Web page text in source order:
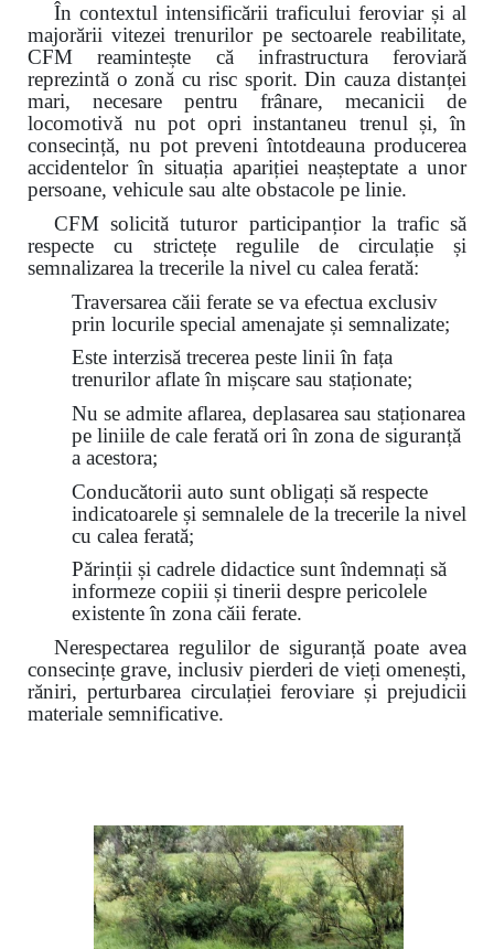
În contextul intensificării traficului feroviar și al
majorării vitezei trenurilor pe sectoarele reabilitate,
CFM reamintește că infrastructura feroviară
reprezintă o zonă cu risc sporit. Din cauza distanței
mari, necesare pentru frânare, mecanicii de
locomotivă nu pot opri instantaneu trenul și, în
consecință, nu pot preveni întotdeauna producerea
accidentelor în situația apariției neașteptate a unor
persoane, vehicule sau alte obstacole pe linie.
CFM solicită tuturor participanțior la trafic să
respecte cu strictețe regulile de circulație și
semnalizarea la trecerile la nivel cu calea ferată:
Traversarea căii ferate se va efectua exclusiv
prin locurile special amenajate și semnalizate;
Este interzisă trecerea peste linii în fața
trenurilor aflate în mișcare sau staționate;
Nu se admite aflarea, deplasarea sau staționarea
pe liniile de cale ferată ori în zona de siguranță
a acestora;
Conducătorii auto sunt obligați să respecte
indicatoarele și semnalele de la trecerile la nivel
cu calea ferată;
Părinții și cadrele didactice sunt îndemnați să
informeze copiii și tinerii despre pericolele
existente în zona căii ferate.
Nerespectarea regulilor de siguranță poate avea
consecințe grave, inclusiv pierderi de vieți omenești,
răniri, perturbarea circulației feroviare și prejudicii
materiale semnificative.